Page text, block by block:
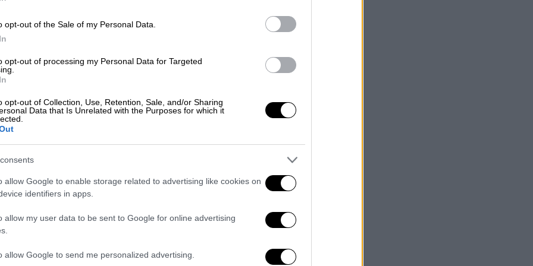
opt-out of the Sale of my Personal Data.
opt-out of processing my Personal Data for Targeted
opt-out of Collection, Use, Retention, Sale, and/or Sharing
Data that Is Unrelated with the Purposes for which it
allow Google to enable storage related to advertising like cookies on
identifiers in apps.
allow my user data to be sent to Google for online advertising
allow Google to send me personalized advertising.
ξαφνικά γνώρισα τον Μπακογιάννη
πως ένιωσε στην αρχή μία δυσφορία και
είπα κορίτσια δεν αισθάνομαι καλά,
είπα σβήνω
γρήγορα, ευτυχώς ήταν εκεί.
ασθενοφόρο, κατέβηκα με τα πόδια
ότι δεν έπρεπε να το κάνω αυτό, έπρεπε